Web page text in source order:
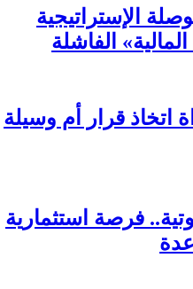
الإستراتيجية
الفاشلة
اتخاذ قرار أم وسيلة
فرصة استثمارية